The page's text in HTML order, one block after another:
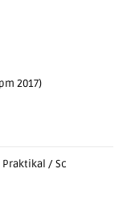
2017)
Praktikal / Sc